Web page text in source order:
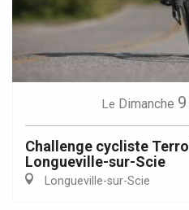
Le Dimanche 9
Challenge cycliste
Longueville-sur-Scie
Longueville-sur-Scie